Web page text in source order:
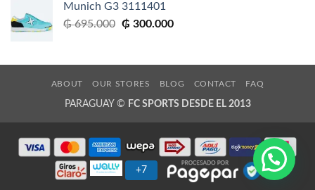
era:
₲ 695.000.₲ 300.000.
Munich G3 3111401
₲695.000 El
era:
₲ 695.000.
₲ 300.000El
es:
₲ 300.000.
ABOUT OUR STORES BLOG CONTACT FAQ
PARAGUAY © FC SPORTS DESDE EL 2013